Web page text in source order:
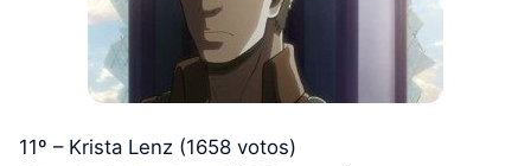
11º – Krista Lenz (1658 votos)